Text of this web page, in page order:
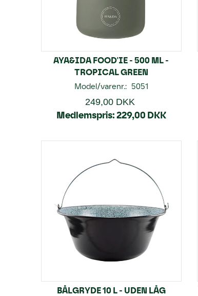
AYA&IDA FOOD'IE - 500 ML -
TROPICAL GREEN
Model/varenr.: 5051
249,00 DKK
Medlemspris:229,00 DKK
BÅLGRYDE 10 L - UDEN LÅG